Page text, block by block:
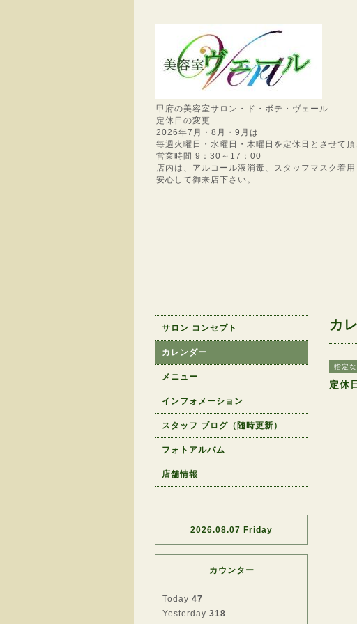
甲府の美容室サロン・ド・ボテ・ヴェール
定休日の変更
2026年7月・8月・9月は
毎週火曜日・水曜日・木曜日を定休日とさせて頂
営業時間 9：30～17：00
店内は、アルコール液消毒、スタッフマスク着用
安心して御来店下さい。
カ
指定な
定休日
サロン コンセプト
カレンダー
メニュー
インフォメーション
スタッフ ブログ（随時更新）
フォトアルバム
店舗情報
2026.08.07 Friday
カウンター
Today 47
Yesterday 318